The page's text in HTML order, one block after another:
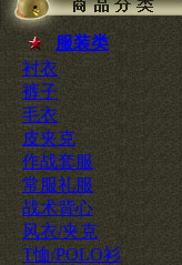
服装类
衬衣
裤子
毛衣
皮夹克
作战套服
常服礼服
战术背心
风衣/夹克
T恤/POLO衫